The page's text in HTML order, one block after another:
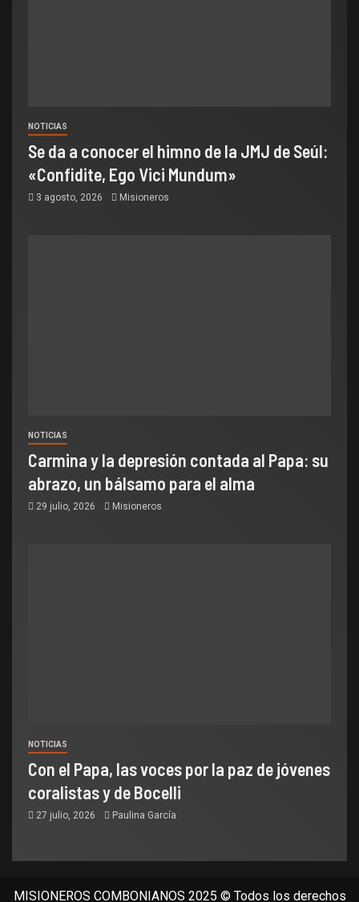
NOTICIAS
Se da a conocer el himno de la JMJ de Seúl:
«Confidite, Ego Vici Mundum»
3 agosto, 2026 Misioneros
NOTICIAS
Carmina y la depresión contada al Papa: su
abrazo, un bálsamo para el alma
29 julio, 2026 Misioneros
NOTICIAS
Con el Papa, las voces por la paz de jóvenes
coralistas y de Bocelli
27 julio, 2026 Paulina García
MISIONEROS COMBONIANOS 2025 © Todos los derechos